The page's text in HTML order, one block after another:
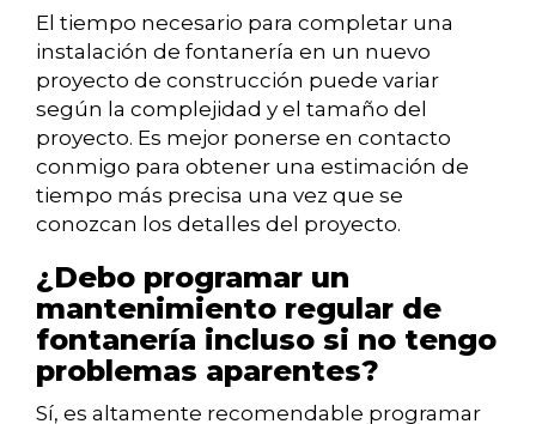
El tiempo necesario para completar una
instalación de fontanería en un nuevo
proyecto de construcción puede variar
según la complejidad y el tamaño del
proyecto. Es mejor ponerse en contacto
conmigo para obtener una estimación de
tiempo más precisa una vez que se
conozcan los detalles del proyecto.
¿Debo programar un
mantenimiento regular de
fontanería incluso si no tengo
problemas aparentes?
Sí, es altamente recomendable programar